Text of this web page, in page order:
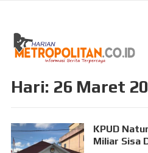
Hari: 26 Maret
KPUD
Miliar Sisa